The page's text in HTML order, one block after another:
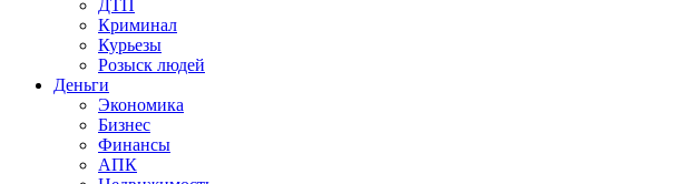
ДТП
Криминал
Курьезы
Розыск людей
Деньги
Экономика
Бизнес
Финансы
АПК